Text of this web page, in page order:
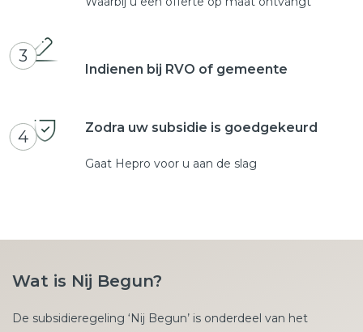
3
Indienen bij RVO of gemeente
4 Zodra uw subsidie is goedgekeurd
Gaat Hepro voor u aan de slag
Wat is Nij Begun?
De subsidieregeling ‘Nij Begun’ is onderdeel van het